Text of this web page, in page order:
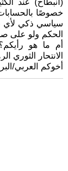
(انبطاح) عند
خصوصًا
سياسي ذكي لأي
الحكم ولو على
أم ما هو
الانتحار
أخوكم العربي/